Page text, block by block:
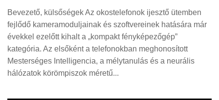
Bevezető, külsőségek Az okostelefonok ijesztő ütemben
fejlődő kameramoduljainak és szoftvereinek hatására már
évekkel ezelőtt kihalt a „kompakt fényképezőgép”
kategória. Az elsőként a telefonokban meghonosított
Mesterséges Intelligencia, a mélytanulás és a neurális
hálózatok körömpiszok méretű...